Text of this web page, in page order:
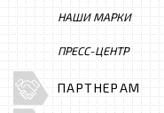
НАШИ МАРКИ
ПРЕСС-ЦЕНТР
ПАРТНЕРАМ